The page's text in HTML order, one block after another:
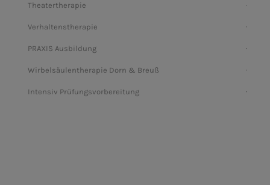
Theatertherapie
Verhaltenstherapie
PRAXIS Ausbildung
Wirbelsäulentherapie Dorn & Breuß
Intensiv Prüfungsvorbereitung